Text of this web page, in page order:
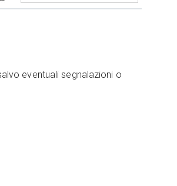
eventuali segnalazioni o